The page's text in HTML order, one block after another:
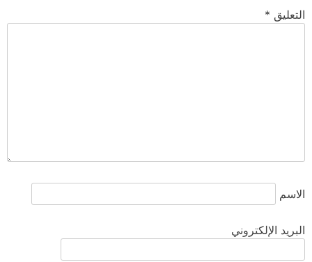
التعليق *
الاسم
البريد الإلكتروني